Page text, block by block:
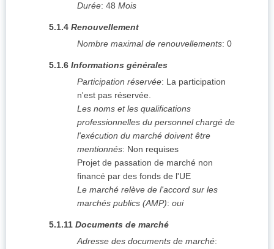
Durée: 48 Mois
5.1.4 Renouvellement
Nombre maximal de renouvellements: 0
5.1.6 Informations générales
Participation réservée: La participation
n'est pas réservée.
Les noms et les qualifications
professionnelles du personnel chargé de
l'exécution du marché doivent être
mentionnés: Non requises
Projet de passation de marché non
financé par des fonds de l'UE
Le marché relève de l'accord sur les
marchés publics (AMP): oui
5.1.11 Documents de marché
Adresse des documents de marché: